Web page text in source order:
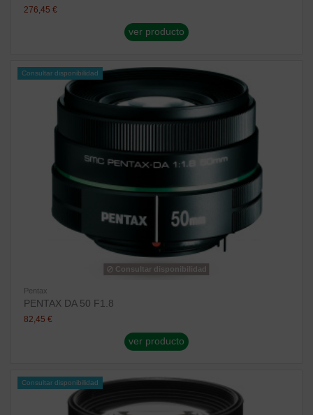
276,45 €
ver producto
Consultar disponibilidad
Consultar disponibilidad
Pentax
PENTAX DA 50 F1.8
82,45 €
ver producto
Consultar disponibilidad